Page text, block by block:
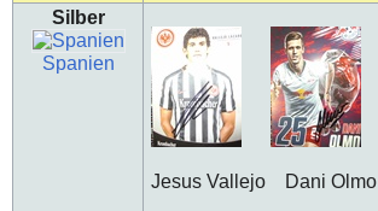
Silber
Spanien
Jesus Vallejo Dani Olmo